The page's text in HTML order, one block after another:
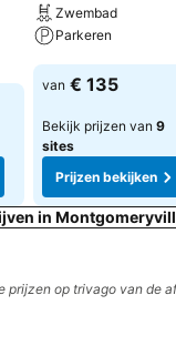
Zwembad
Parkeren
Prijzen bekijken
van € 135
Bekijk prijzen van 9
sites
Prijzen bekijken
in
prijzen op trivago van de